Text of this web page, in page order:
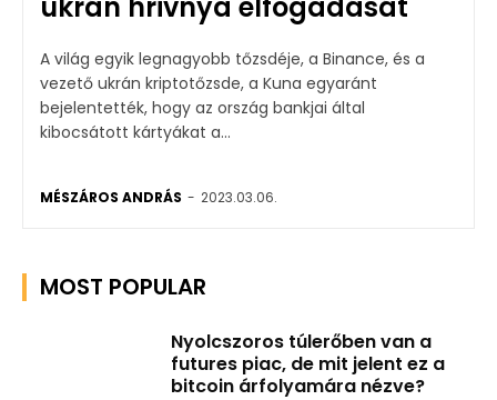
A világ egyik legnagyobb tőzsdéje, a Binance, és a
vezető ukrán kriptotőzsde, a Kuna egyaránt
bejelentették, hogy az ország bankjai által
kibocsátott kártyákat a...
MÉSZÁROS ANDRÁS - 2023.03.06.
MOST POPULAR
Nyolcszoros túlerőben van a
futures piac, de mit jelent ez a
bitcoin árfolyamára nézve?